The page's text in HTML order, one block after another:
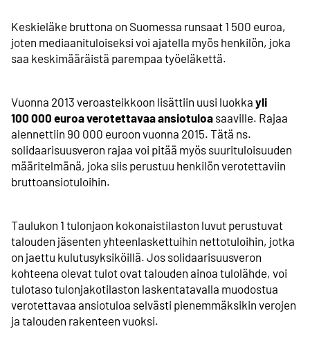
Keskieläke bruttona on Suomessa runsaat 1 500 euroa,
joten mediaanituloiseksi voi ajatella myös henkilön, joka
saa keskimääräistä parempaa työeläkettä.
Vuonna 2013 veroasteikkoon lisättiin uusi luokka yli
100 000 euroa verotettavaa ansiotuloa saaville. Rajaa
alennettiin 90 000 euroon vuonna 2015. Tätä ns.
solidaarisuus­veron rajaa voi pitää myös suurituloisuuden
määritelmänä, joka siis perustuu henkilön verotettaviin
bruttoansiotuloihin.
Taulukon 1 tulonjaon kokonaistilaston luvut perustuvat
talouden jäsenten yhteenlaskettuihin nettotuloihin, jotka
on jaettu kulutusyksiköillä. Jos solidaarisuus­veron
kohteena olevat tulot ovat talouden ainoa tulolähde, voi
tulotaso tulonjakotilaston laskentatavalla muodostua
verotettavaa ansiotuloa selvästi pienemmäksikin verojen
ja talouden rakenteen vuoksi.